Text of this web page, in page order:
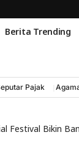
Berita Trending
Pajak
Festival Bikin